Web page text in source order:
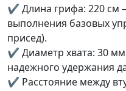
✔ Длина грифа: 220 см
выполнения базовых
присед).
✔ Диаметр хвата: 30 мм
надежного удержания
✔ Расстояние между